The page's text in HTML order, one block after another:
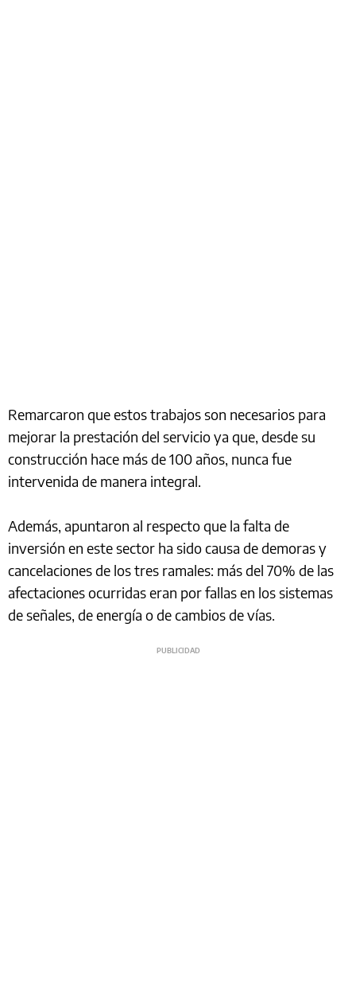
Remarcaron que estos trabajos son necesarios para
mejorar la prestación del servicio ya que, desde su
construcción hace más de 100 años, nunca fue
intervenida de manera integral.
Además, apuntaron al respecto que la falta de
inversión en este sector ha sido causa de demoras y
cancelaciones de los tres ramales: más del 70% de las
afectaciones ocurridas eran por fallas en los sistemas
de señales, de energía o de cambios de vías.